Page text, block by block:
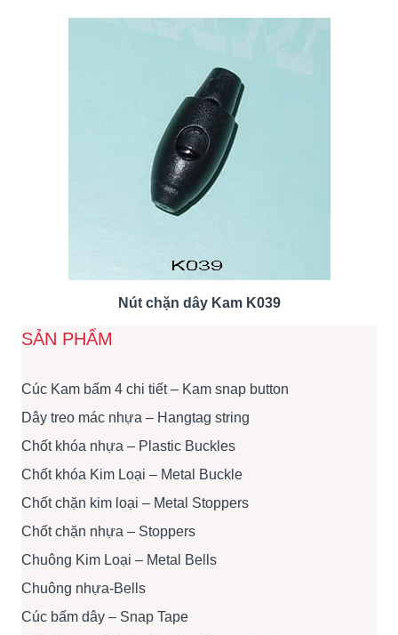
Nút chặn dây Kam K039
SẢN PHẨM
Cúc Kam bấm 4 chi tiết – Kam snap button
Dây treo mác nhựa – Hangtag string
Chốt khóa nhựa – Plastic Buckles
Chốt khóa Kim Loại – Metal Buckle
Chốt chặn kim loại – Metal Stoppers
Chốt chặn nhựa – Stoppers
Chuông Kim Loại – Metal Bells
Chuông nhựa-Bells
Cúc bấm dây – Snap Tape